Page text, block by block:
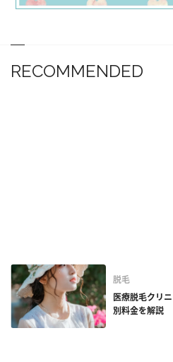
RECOMMENDED
脱毛
医療脱毛クリ
別料金を解説